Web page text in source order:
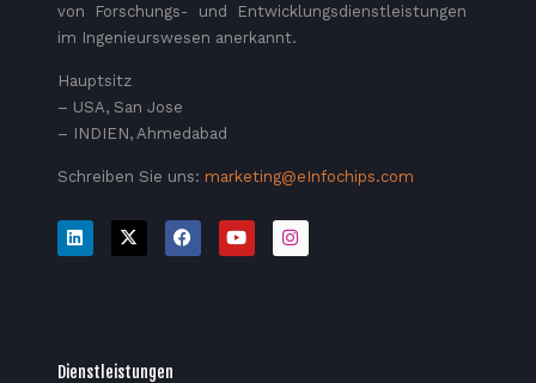
von Forschungs- und Entwicklungsdienstleistungen
im Ingenieurswesen anerkannt.
Hauptsitz
– USA, San Jose
– INDIEN, Ahmedabad
Schreiben Sie uns: marketing@eInfochips.com
Dienstleistungen